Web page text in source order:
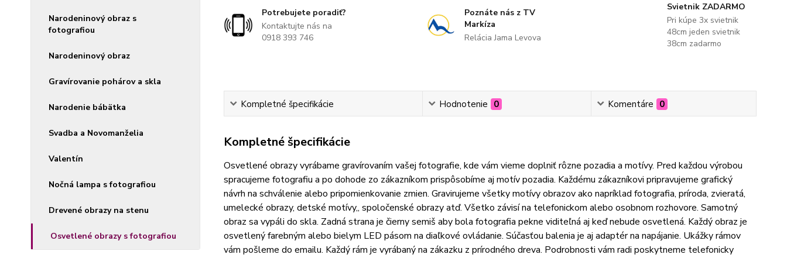
Narodeninový obraz s
fotografiou
Narodeninový obraz
Gravírovanie pohárov a skla
Narodenie bábätka
Svadba a Novomanželia
Valentín
Nočná lampa s fotografiou
Drevené obrazy na stenu
Osvetlené obrazy s fotografiou
Potrebujete poradiť?
Kontaktujte nás na
0918 393 746
Poznáte nás z TV
Markíza
Relácia Jama Levova
Svietnik ZADARMO
Pri kúpe 3x svietnik
48cm jeden svietnik
38cm zadarmo
Kompletné špecifikácie Hodnotenie 0 Komentáre 0
Kompletné špecifikácie
Osvetlené obrazy vyrábame gravírovaním vašej fotografie, kde vám vieme doplniť rôzne pozadia a motívy. Pred každou výrobou
spracujeme fotografiu a po dohode zo zákazníkom prispôsobíme aj motív pozadia. Každému zákazníkovi pripravujeme grafický
návrh na schválenie alebo pripomienkovanie zmien. Gravirujeme všetky motívy obrazov ako napríklad fotografia, príroda, zvieratá,
umelecké obrazy, detské motívy,, spoločenské obrazy atď. Všetko závisí na telefonickom alebo osobnom rozhovore. Samotný
obraz sa vypáli do skla. Zadná strana je čierny semiš aby bola fotografia pekne viditeľná aj keď nebude osvetlená. Každý obraz je
osvetlený farebným alebo bielym LED pásom na diaľkové ovládanie. Súčasťou balenia je aj adaptér na napájanie. Ukážky rámov
vám pošleme do emailu. Každý rám je vyrábaný na zákazku z prírodného dreva. Podrobnosti vám radi poskytneme telefonicky